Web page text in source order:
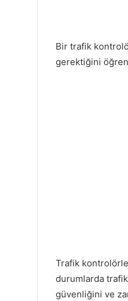
Bir trafik
gerektiğini
Trafik
durumlarda trafik
güvenliğini ve